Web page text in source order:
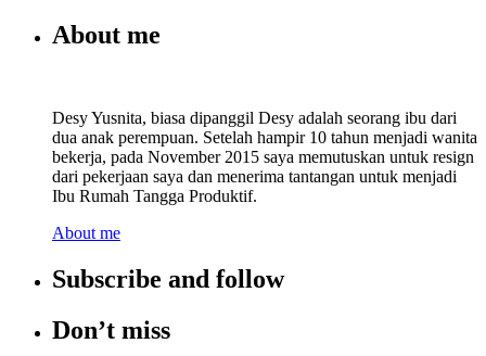
About me
Desy Yusnita, biasa dipanggil Desy adalah seorang ibu dari
dua anak perempuan. Setelah hampir 10 tahun menjadi wanita
bekerja, pada November 2015 saya memutuskan untuk resign
dari pekerjaan saya dan menerima tantangan untuk menjadi
Ibu Rumah Tangga Produktif.
About me
Subscribe and follow
Don’t miss